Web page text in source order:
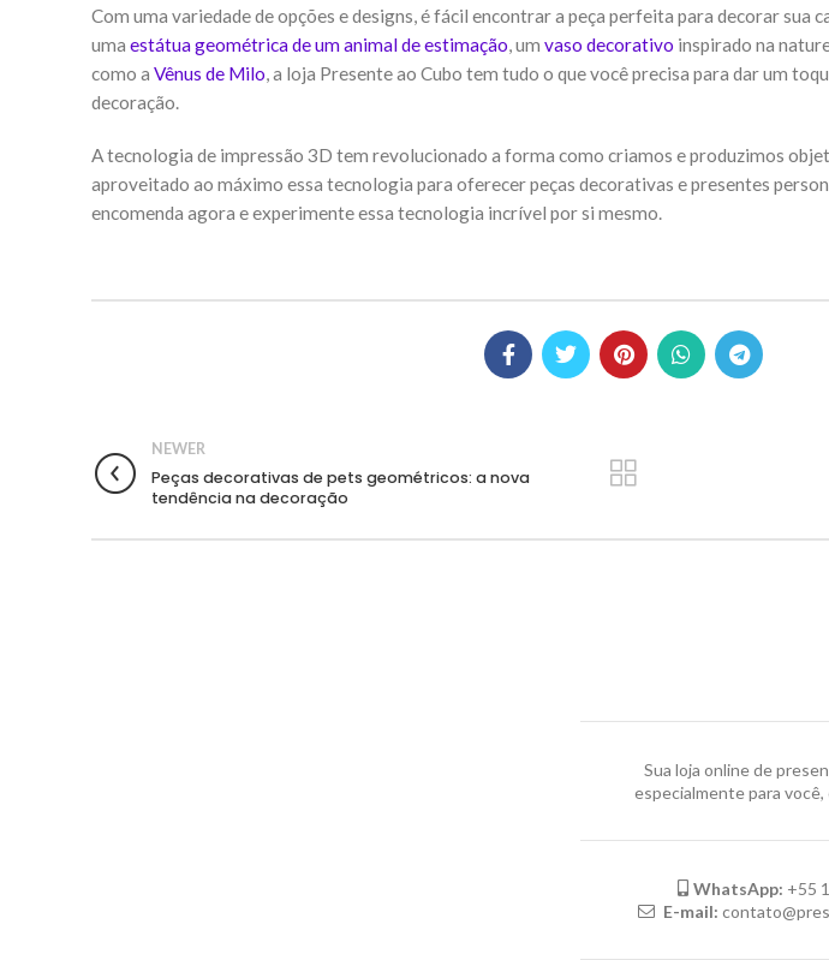
Com uma variedade de opções e designs, é fácil encontrar a peça perfeita para decorar sua
uma estátua geométrica de um animal de estimação, um vaso decorativo inspirado na
como a Vênus de Milo, a loja Presente ao Cubo tem tudo o que você precisa para dar um
decoração.
A tecnologia de impressão 3D tem revolucionado a forma como criamos e produzimos
aproveitado ao máximo essa tecnologia para oferecer peças decorativas e presentes
encomenda agora e experimente essa tecnologia incrível por si mesmo.
NEWER
Peças decorativas de pets geométricos: a nova
tendência na decoração
Sua loja online de
especialmente para você,
WhatsApp: +55
E-mail: